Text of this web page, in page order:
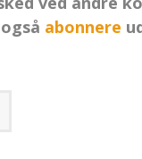
abonnere